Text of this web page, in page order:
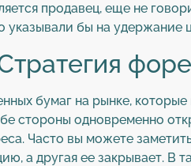
продавец, еще не
указывали бы на
бумаг на рынке,
стороны одновременно
Часто вы можете
а другая ее закрывает. В